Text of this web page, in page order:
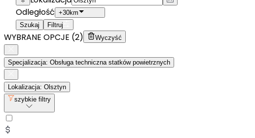
Odległość +30km
Szukaj
Filtruj
WYBRANE OPCJE (2) Wyczyść
Specjalizacja: Obsługa techniczna statków powietrznych
Lokalizacja: Olsztyn
szybkie filtry